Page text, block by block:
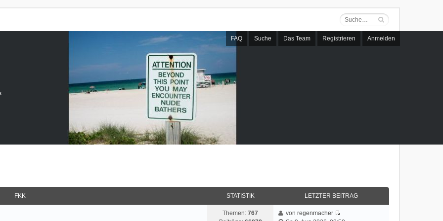
FAQ Suche Das Team Registrieren Anmelden
FKK STATISTIK LETZTER BEITRAG
Themen: 767
vonregenmacher